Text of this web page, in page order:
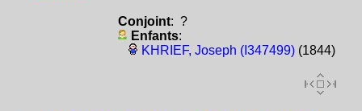
Conjoint: ?
Enfants:
KHRIEF, Joseph (I347499)(1844)